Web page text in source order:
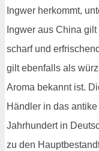
Ingwer herkommt,
Ingwer aus China
scharf und
gilt ebenfalls als
Aroma bekannt ist.
Händler in das
Jahrhundert in
zu den